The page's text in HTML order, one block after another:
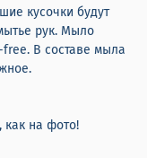
кусочки будут
рук. Мыло
В составе мыла
на фото!